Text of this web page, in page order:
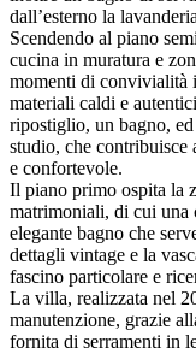
dall’esterno la
Scendendo al piano
cucina in muratura e
momenti di convivialità
materiali caldi e
ripostiglio, un bagno,
studio, che contribuisce
e confortevole.
Il piano primo ospita la
matrimoniali, di cui una
elegante bagno che
dettagli vintage e la
fascino particolare e
La villa, realizzata nel
manutenzione, grazie
fornita di serramenti in